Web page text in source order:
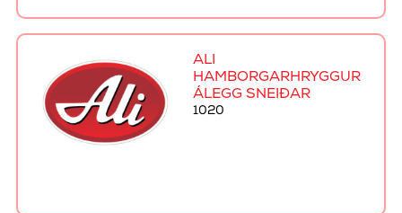
ALI
HAMBORGARHRYGGUR
ÁLEGG SNEIÐAR
1020